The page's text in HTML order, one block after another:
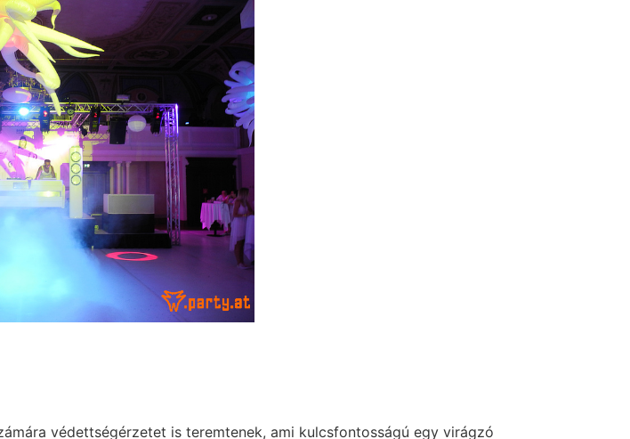
védettségérzetet is teremtenek, ami kulcsfontosságú egy virágzó